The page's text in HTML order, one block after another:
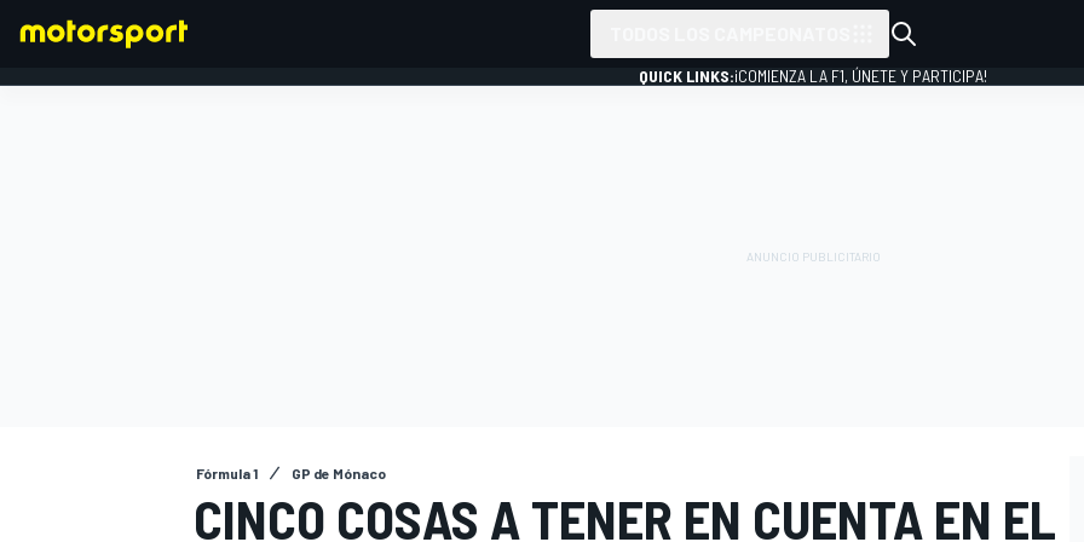
QUICK LINKS:¡COMIENZA LA F1, ÚNETE Y PARTICIPA!
Fórmula 1 GP de Mónaco
CINCO COSAS A TENER EN CUENTA EN EL